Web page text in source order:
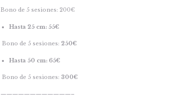
Bono de 5 sesiones: 200€
Hasta 25 cm: 55€
Bono de 5 sesiones: 250€
Hasta 50 cm: 65€
Bono de 5 sesiones: 300€
————————————–